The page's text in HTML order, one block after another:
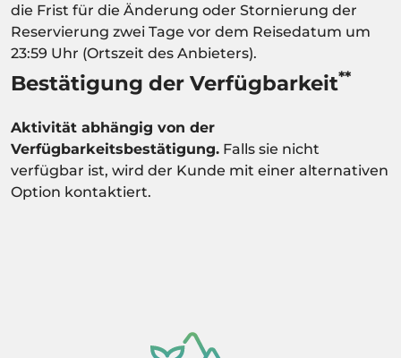
die Frist für die Änderung oder Stornierung der
Reservierung zwei Tage vor dem Reisedatum um
23:59 Uhr (Ortszeit des Anbieters).
Bestätigung der Verfügbarkeit**
Aktivität abhängig von der
Verfügbarkeitsbestätigung. Falls sie nicht
verfügbar ist, wird der Kunde mit einer alternativen
Option kontaktiert.